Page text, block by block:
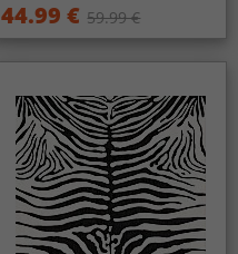
44.99 € 59.99 €